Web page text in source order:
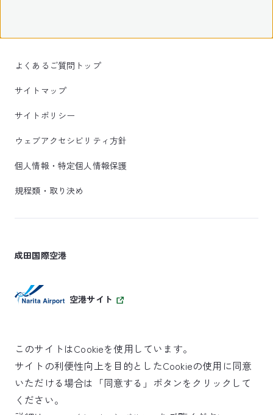
よくあるご質問トップ
サイトマップ
サイトポリシー
ウェブアクセシビリティ方針
個人情報・特定個人情報保護
規程類・取り決め
成田国際空港
空港サイト
SKYTRAX
5スターエアポート
このサイトはCookieを使用しています。
サイトの利便性向上を目的としたCookieの使用に同意
いただける場合は「同意する」ボタンをクリックして
ください。